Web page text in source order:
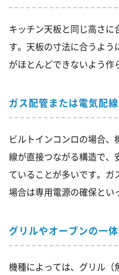
キッチン天板と同じ高さに
す。天板の寸法に合うよう
がほとんどできないよう作
ガス配管または電気配線
ビルトインコンロの場合
線が直接つながる構造で、
ていることが多いです。ガ
場合は専用電源の確保とい
グリルやオーブンの一
機種によっては、グリル（